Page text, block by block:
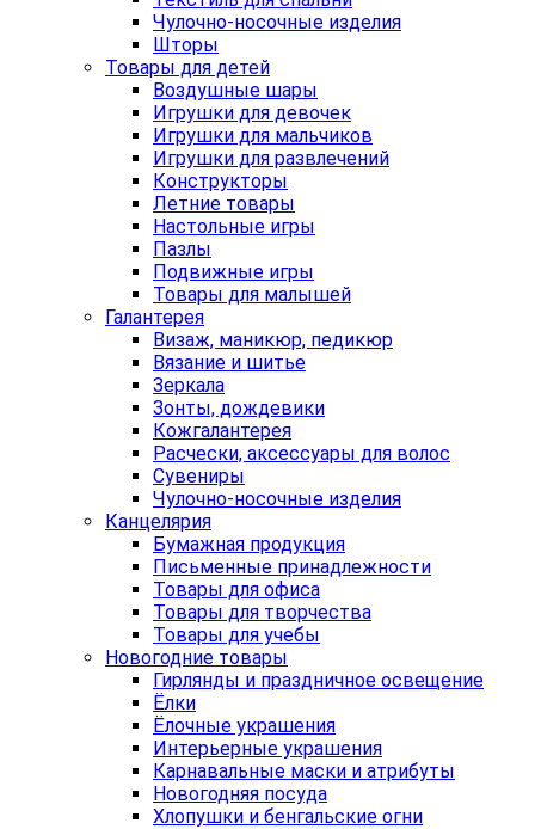
Чулочно-носочные изделия
Шторы
Товары для детей
Воздушные шары
Игрушки для девочек
Игрушки для мальчиков
Игрушки для развлечений
Конструкторы
Летние товары
Настольные игры
Пазлы
Подвижные игры
Товары для малышей
Галантерея
Визаж, маникюр, педикюр
Вязание и шитье
Зеркала
Зонты, дождевики
Кожгалантерея
Расчески, аксессуары для волос
Сувениры
Чулочно-носочные изделия
Канцелярия
Бумажная продукция
Письменные принадлежности
Товары для офиса
Товары для творчества
Товары для учебы
Новогодние товары
Гирлянды и праздничное освещение
Ёлки
Ёлочные украшения
Интерьерные украшения
Карнавальные маски и атрибуты
Новогодняя посуда
Хлопушки и бенгальские огни